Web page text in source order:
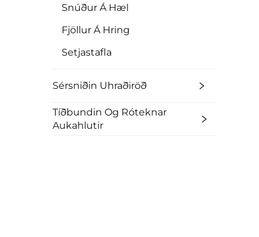
Snúður Á Hæl
Fjöllur Á Hring
Setjastafla
Sérsniðin Uhraðiröð
Tíðbundin Og Róteknar
Aukahlutir